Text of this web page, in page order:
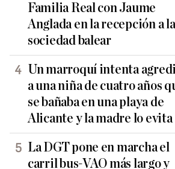
Familia Real con Jaume
Anglada en la recepción a la
sociedad balear
Un marroquí intenta
a una niña de cuatro años
se bañaba en una playa de
Alicante y la madre lo evita
La DGT pone en marcha el
carril bus-VAO más largo y